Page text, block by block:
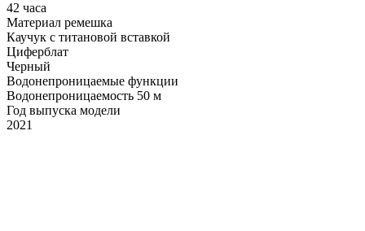
42 часа
Материал ремешка
Каучук с титановой вставкой
Циферблат
Черный
Водонепроницаемые функции
Водонепроницаемость 50 м
Год выпуска модели
2021